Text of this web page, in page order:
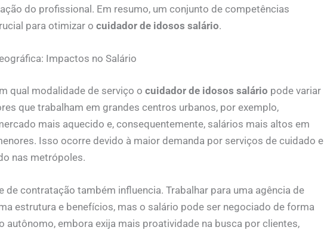
do profissional. Em resumo, um conjunto de competências
para otimizar o cuidador de idosos salário.
Impactos no Salário
qual modalidade de serviço o cuidador de idosos salário pode variar
que trabalham em grandes centros urbanos, por exemplo,
mais aquecido e, consequentemente, salários mais altos em
Isso ocorre devido à maior demanda por serviços de cuidado e
nas metrópoles.
de contratação também influencia. Trabalhar para uma agência de
estrutura e benefícios, mas o salário pode ser negociado de forma
autônomo, embora exija mais proatividade na busca por clientes,